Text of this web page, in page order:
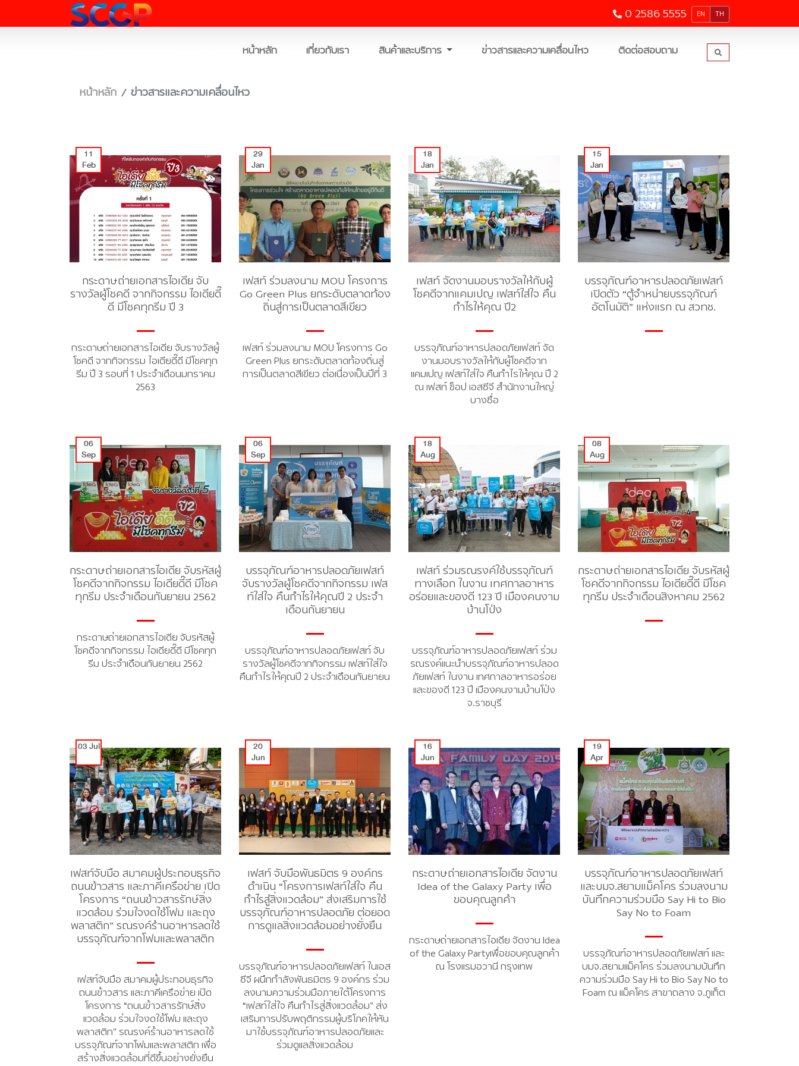
0 2586 5555 EN TH
หน้าหลัก เกี่ยวกับเรา สินค้าและบริการ ข่าวสารและความเคลื่อนไหว ติดต่อสอบถาม
หน้าหลัก ข่าวสารและความเคลื่อนไหว
11
Feb
กระดาษถ่ายเอกสารไอเดีย จับ
รางวัลผู้โชคดี จากกิจกรรม ไอเดียดี๊
ดี มีโชคทุกรีม ปี 3
กระดาษถ่ายเอกสารไอเดีย จับรางวัลผู้
โชคดี จากกิจกรรม ไอเดียดี๊ดี มีโชคทุก
รีม ปี 3 รอบที่ 1 ประจำเดือนมกราคม
2563
29
Jan
เฟสท์ ร่วมลงนาม MOU โครงการ
Go Green Plus ยกระดับตลาดท้อง
ถิ่นสู่การเป็นตลาดสีเขียว
เฟสท์ ร่วมลงนาม MOU โครงการ Go
Green Plus ยกระดับตลาดท้องถิ่นสู่
การเป็นตลาดสีเขียว ต่อเนื่องเป็นปีที่ 3
18
Jan
เฟสท์ จัดงานมอบรางวัลให้กับผู้
โชคดีจากแคมเปญ เฟสท์ใส่ใจ คืน
กำไรให้คุณ ปี2
บรรจุภัณฑ์อาหารปลอดภัยเฟสท์ จัด
งานมอบรางวัลให้กับผู้โชคดีจาก
แคมเปญ เฟสท์ใส่ใจ คืนกำไรให้คุณ ปี 2
ณ เฟสท์ ช็อป เอสซีจี สำนักงานใหญ่
บางซื่อ
15
Jan
บรรจุภัณฑ์อาหารปลอดภัยเฟสท์
เปิดตัว “ตู้จำหน่ายบรรจุภัณฑ์
อัตโนมัติ” แห่งแรก ณ สวทช.
06
Sep
กระดาษถ่ายเอกสารไอเดีย จับรหัสผู้
โชคดีจากกิจกรรม ไอเดียดี๊ดี มีโชค
ทุกรีม ประจำเดือนกันยายน 2562
กระดาษถ่ายเอกสารไอเดีย จับรหัสผู้
โชคดีจากกิจกรรม ไอเดียดี๊ดี มีโชคทุก
รีม ประจำเดือนกันยายน 2562
06
Sep
บรรจุภัณฑ์อาหารปลอดภัยเฟสท์
จับรางวัลผู้โชคดีจากกิจกรรม เฟส
ท์ใส่ใจ คืนกำไรให้คุณปี 2 ประจำ
เดือนกันยายน
บรรจุภัณฑ์อาหารปลอดภัยเฟสท์ จับ
รางวัลผู้โชคดีจากกิจกรรม เฟสท์ใส่ใจ
คืนกำไรให้คุณปี 2 ประจำเดือนกันยายน
18
Aug
เฟสท์ ร่วมรณรงค์ใช้บรรจุภัณฑ์
ทางเลือก ในงาน เทศกาลอาหาร
อร่อยและของดี 123 ปี เมืองคนงาม
บ้านโป่ง
บรรจุภัณฑ์อาหารปลอดภัยเฟสท์ ร่วม
รณรงค์แนะนำบรรจุภัณฑ์อาหารปลอด
ภัยเฟสท์ ในงาน เทศกาลอาหารอร่อย
และของดี 123 ปี เมืองคนงามบ้านโป่ง
จ.ราชบุรี
08
Aug
กระดาษถ่ายเอกสารไอเดีย จับรหัสผู้
โชคดีจากกิจกรรม ไอเดียดี๊ดี มีโชค
ทุกรีม ประจำเดือนสิงหาคม 2562
03 Jul
เฟสท์จับมือ สมาคมผู้ประกอบธุรกิจ
ถนนข้าวสาร และภาคีเครือข่าย เปิด
โครงการ “ถนนข้าวสารรักษ์สิ่ง
แวดล้อม ร่วมใจงดใช้โฟม และถุง
พลาสติก” รณรงค์ร้านอาหารลดใช้
บรรจุภัณฑ์จากโฟมและพลาสติก
เฟสท์จับมือ สมาคมผู้ประกอบธุรกิจ
ถนนข้าวสาร และภาคีเครือข่าย เปิด
โครงการ “ถนนข้าวสารรักษ์สิ่ง
แวดล้อม ร่วมใจงดใช้โฟม และถุง
พลาสติก” รณรงค์ร้านอาหารลดใช้
บรรจุภัณฑ์จากโฟมและพลาสติก เพื่อ
สร้างสิ่งแวดล้อมที่ดีขึ้นอย่างยั่งยืน
20
Jun
เฟสท์ จับมือพันธมิตร 9 องค์กร
ดำเนิน “โครงการเฟสท์ใส่ใจ คืน
กำไรสู่สิ่งแวดล้อม” ส่งเสริมการใช้
บรรจุภัณฑ์อาหารปลอดภัย ต่อยอด
การดูแลสิ่งแวดล้อมอย่างยั่งยืน
บรรจุภัณฑ์อาหารปลอดภัยเฟสท์ ในเอส
ซีจี ผนึกกำลังพันธมิตร 9 องค์กร ร่วม
ลงนามความร่วมมือภายใต้โครงการ
“เฟสท์ใส่ใจ คืนกำไรสู่สิ่งแวดล้อม” ส่ง
เสริมการปรับพฤติกรรมผู้บริโภคให้หัน
มาใช้บรรจุภัณฑ์อาหารปลอดภัยและ
ร่วมดูแลสิ่งแวดล้อม
16
Jun
กระดาษถ่ายเอกสารไอเดีย จัดงาน
Idea of the Galaxy Party เพื่อ
ขอบคุณลูกค้า
กระดาษถ่ายเอกสารไอเดีย จัดงาน Idea
of the Galaxy Partyเพื่อขอบคุณลูกค้า
ณ โรงแรมอวานี กรุงเทพ
19
Apr
บรรจุภัณฑ์อาหารปลอดภัยเฟสท์
และบมจ.สยามแม็คโคร ร่วมลงนาม
บันทึกความร่วมมือ Say Hi to Bio
Say No to Foam
บรรจุภัณฑ์อาหารปลอดภัยเฟสท์ และ
บมจ.สยามแม็คโคร ร่วมลงนามบันทึก
ความร่วมมือ Say Hi to Bio Say No to
Foam ณ แม็คโคร สาขาถลาง จ.ภูเก็ต